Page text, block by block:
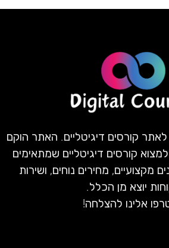
קורסים דיגיטליים. האתר הוקם
קורסים דיגיטליים שמתאימים
מקצועיים, מחירים נוחים, ושירות
יוצא מן הכלל.
אלינו להצלחה!